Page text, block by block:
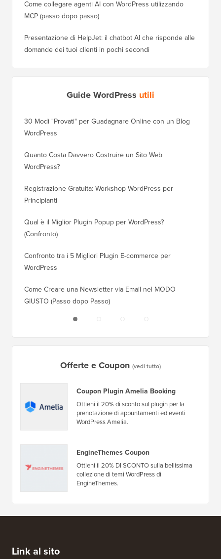
Come collegare agenti AI con WordPress utilizzando
MCP (passo dopo passo)
Presentazione di HelpJet: il chatbot AI che risponde alle
domande dei tuoi clienti in pochi secondi
Guide WordPress utili
30 Modi "Provati" per Guadagnare Online con un Blog
WordPress
Quanto Costa Davvero Costruire un Sito Web
WordPress?
Registrazione Gratuita: Workshop WordPress per
Principianti
Qual è il Miglior Plugin Popup per WordPress?
(Confronto)
Confronto tra i 5 Migliori Plugin E-commerce per
WordPress
Come Creare una Newsletter via Email nel MODO
GIUSTO (Passo dopo Passo)
Offerte e Coupon (vedi tutto)
Coupon Plugin Amelia Booking
Ottieni il 20% di sconto sul plugin per la
prenotazione di appuntamenti ed eventi
WordPress Amelia.
EngineThemes Coupon
Ottieni il 20% DI SCONTO sulla bellissima
collezione di temi WordPress di
EngineThemes.
Link al sito